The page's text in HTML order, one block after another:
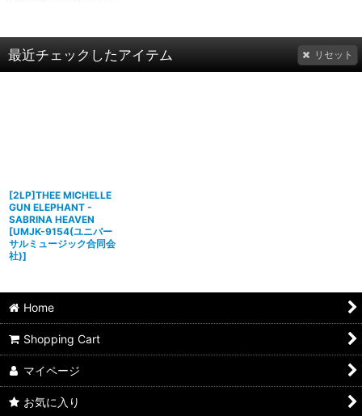
最近チェックしたアイテム リセット
[2LP]THEE MICHELLE
GUN ELEPHANT -
SABRINA HEAVEN
[UMJK-9154(ユニバー
サルミュージック合同会
社)]
Home
Shopping Cart
マイページ
お気に入り